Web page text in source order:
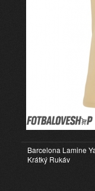
Barcelona Lamine
Krátký Rukáv